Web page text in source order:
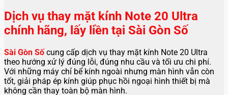
Dịch vụ thay mặt kính Note 20 Ultra
chính hãng, lấy liền tại Sài Gòn Số
Sài Gòn Số cung cấp dịch vụ thay mặt kính Note 20 Ultra
theo hướng xử lý đúng lỗi, đúng nhu cầu và tối ưu chi phí.
Với những máy chỉ bể kính ngoài nhưng màn hình vẫn còn
tốt, giải pháp ép kính giúp phục hồi ngoại hình thiết bị mà
không cần thay toàn bộ màn hình.